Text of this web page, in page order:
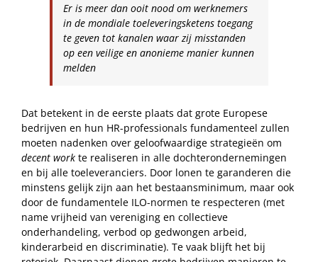
Er is meer dan ooit nood om werknemers
in de mondiale toeleveringsketens toegang
te geven tot kanalen waar zij misstanden
op een veilige en anonieme manier kunnen
melden
Dat betekent in de eerste plaats dat grote Europese
bedrijven en hun HR-professionals fundamenteel zullen
moeten nadenken over geloofwaardige strategieën om
decent work te realiseren in alle dochterondernemingen
en bij alle toeleveranciers. Door lonen te garanderen die
minstens gelijk zijn aan het bestaansminimum, maar ook
door de fundamentele ILO-normen te respecteren (met
name vrijheid van vereniging en collectieve
onderhandeling, verbod op gedwongen arbeid,
kinderarbeid en discriminatie). Te vaak blijft het bij